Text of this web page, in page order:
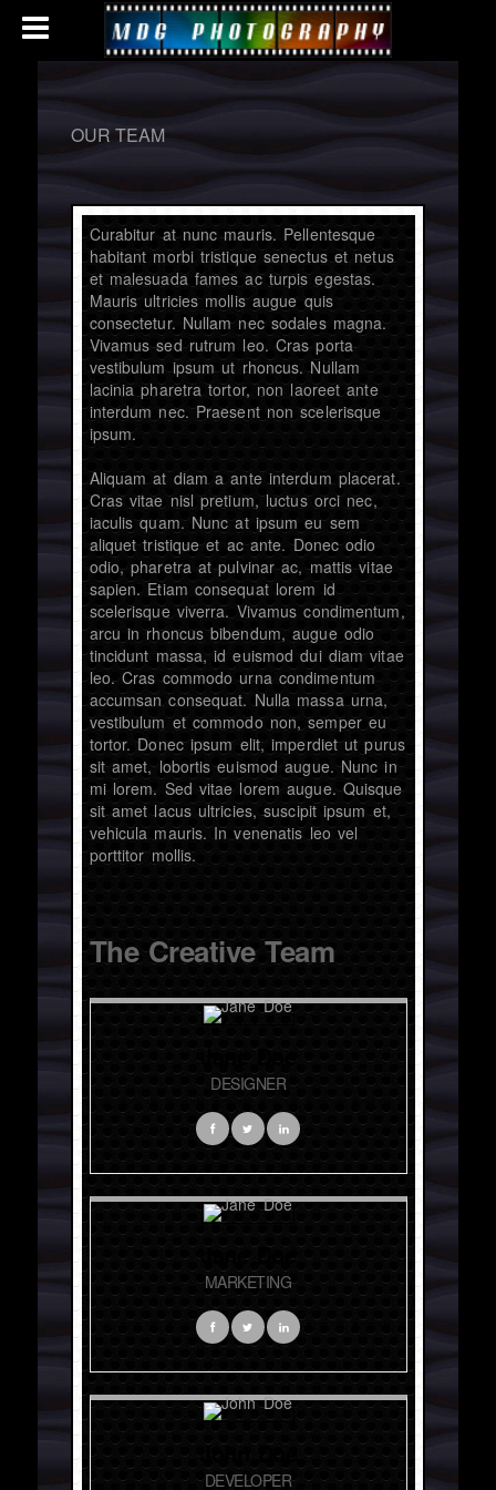
OUR TEAM
Curabitur at nunc mauris. Pellentesque
habitant morbi tristique senectus et netus
et malesuada fames ac turpis egestas.
Mauris ultricies mollis augue quis
consectetur. Nullam nec sodales magna.
Vivamus sed rutrum leo. Cras porta
vestibulum ipsum ut rhoncus. Nullam
lacinia pharetra tortor, non laoreet ante
interdum nec. Praesent non scelerisque
ipsum.
Aliquam at diam a ante interdum placerat.
Cras vitae nisl pretium, luctus orci nec,
iaculis quam. Nunc at ipsum eu sem
aliquet tristique et ac ante. Donec odio
odio, pharetra at pulvinar ac, mattis vitae
sapien. Etiam consequat lorem id
scelerisque viverra. Vivamus condimentum,
arcu in rhoncus bibendum, augue odio
tincidunt massa, id euismod dui diam vitae
leo. Cras commodo urna condimentum
accumsan consequat. Nulla massa urna,
vestibulum et commodo non, semper eu
tortor. Donec ipsum elit, imperdiet ut purus
sit amet, lobortis euismod augue. Nunc in
mi lorem. Sed vitae lorem augue. Quisque
sit amet lacus ultricies, suscipit ipsum et,
vehicula mauris. In venenatis leo vel
porttitor mollis.
The Creative Team
Jane Doe
DESIGNER
Jane Doe
MARKETING
John Doe
DEVELOPER